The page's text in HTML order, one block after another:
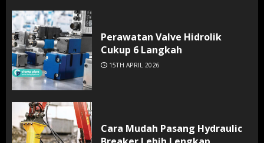
Perawatan Valve Hidrolik
Cukup 6 Langkah
15TH APRIL 2026
Cara Mudah Pasang Hydraulic